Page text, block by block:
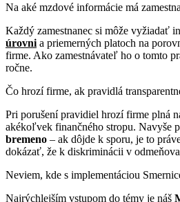
Na aké mzdové informácie má
Každý zamestnanec si môže vyžiadať
úrovni a priemerných platoch na
firme. Ako zamestnávateľ ho o tomto
ročne.
Čo hrozí firme, ak pravidlá
Pri porušení pravidiel hrozí firme plná
akékoľvek finančného stropu. Navyše
bremeno – ak dôjde k sporu, je to
dokázať, že k diskriminácii v
Neviem, kde s implementáciou
Najrýchlejším vstupom do témy je náš